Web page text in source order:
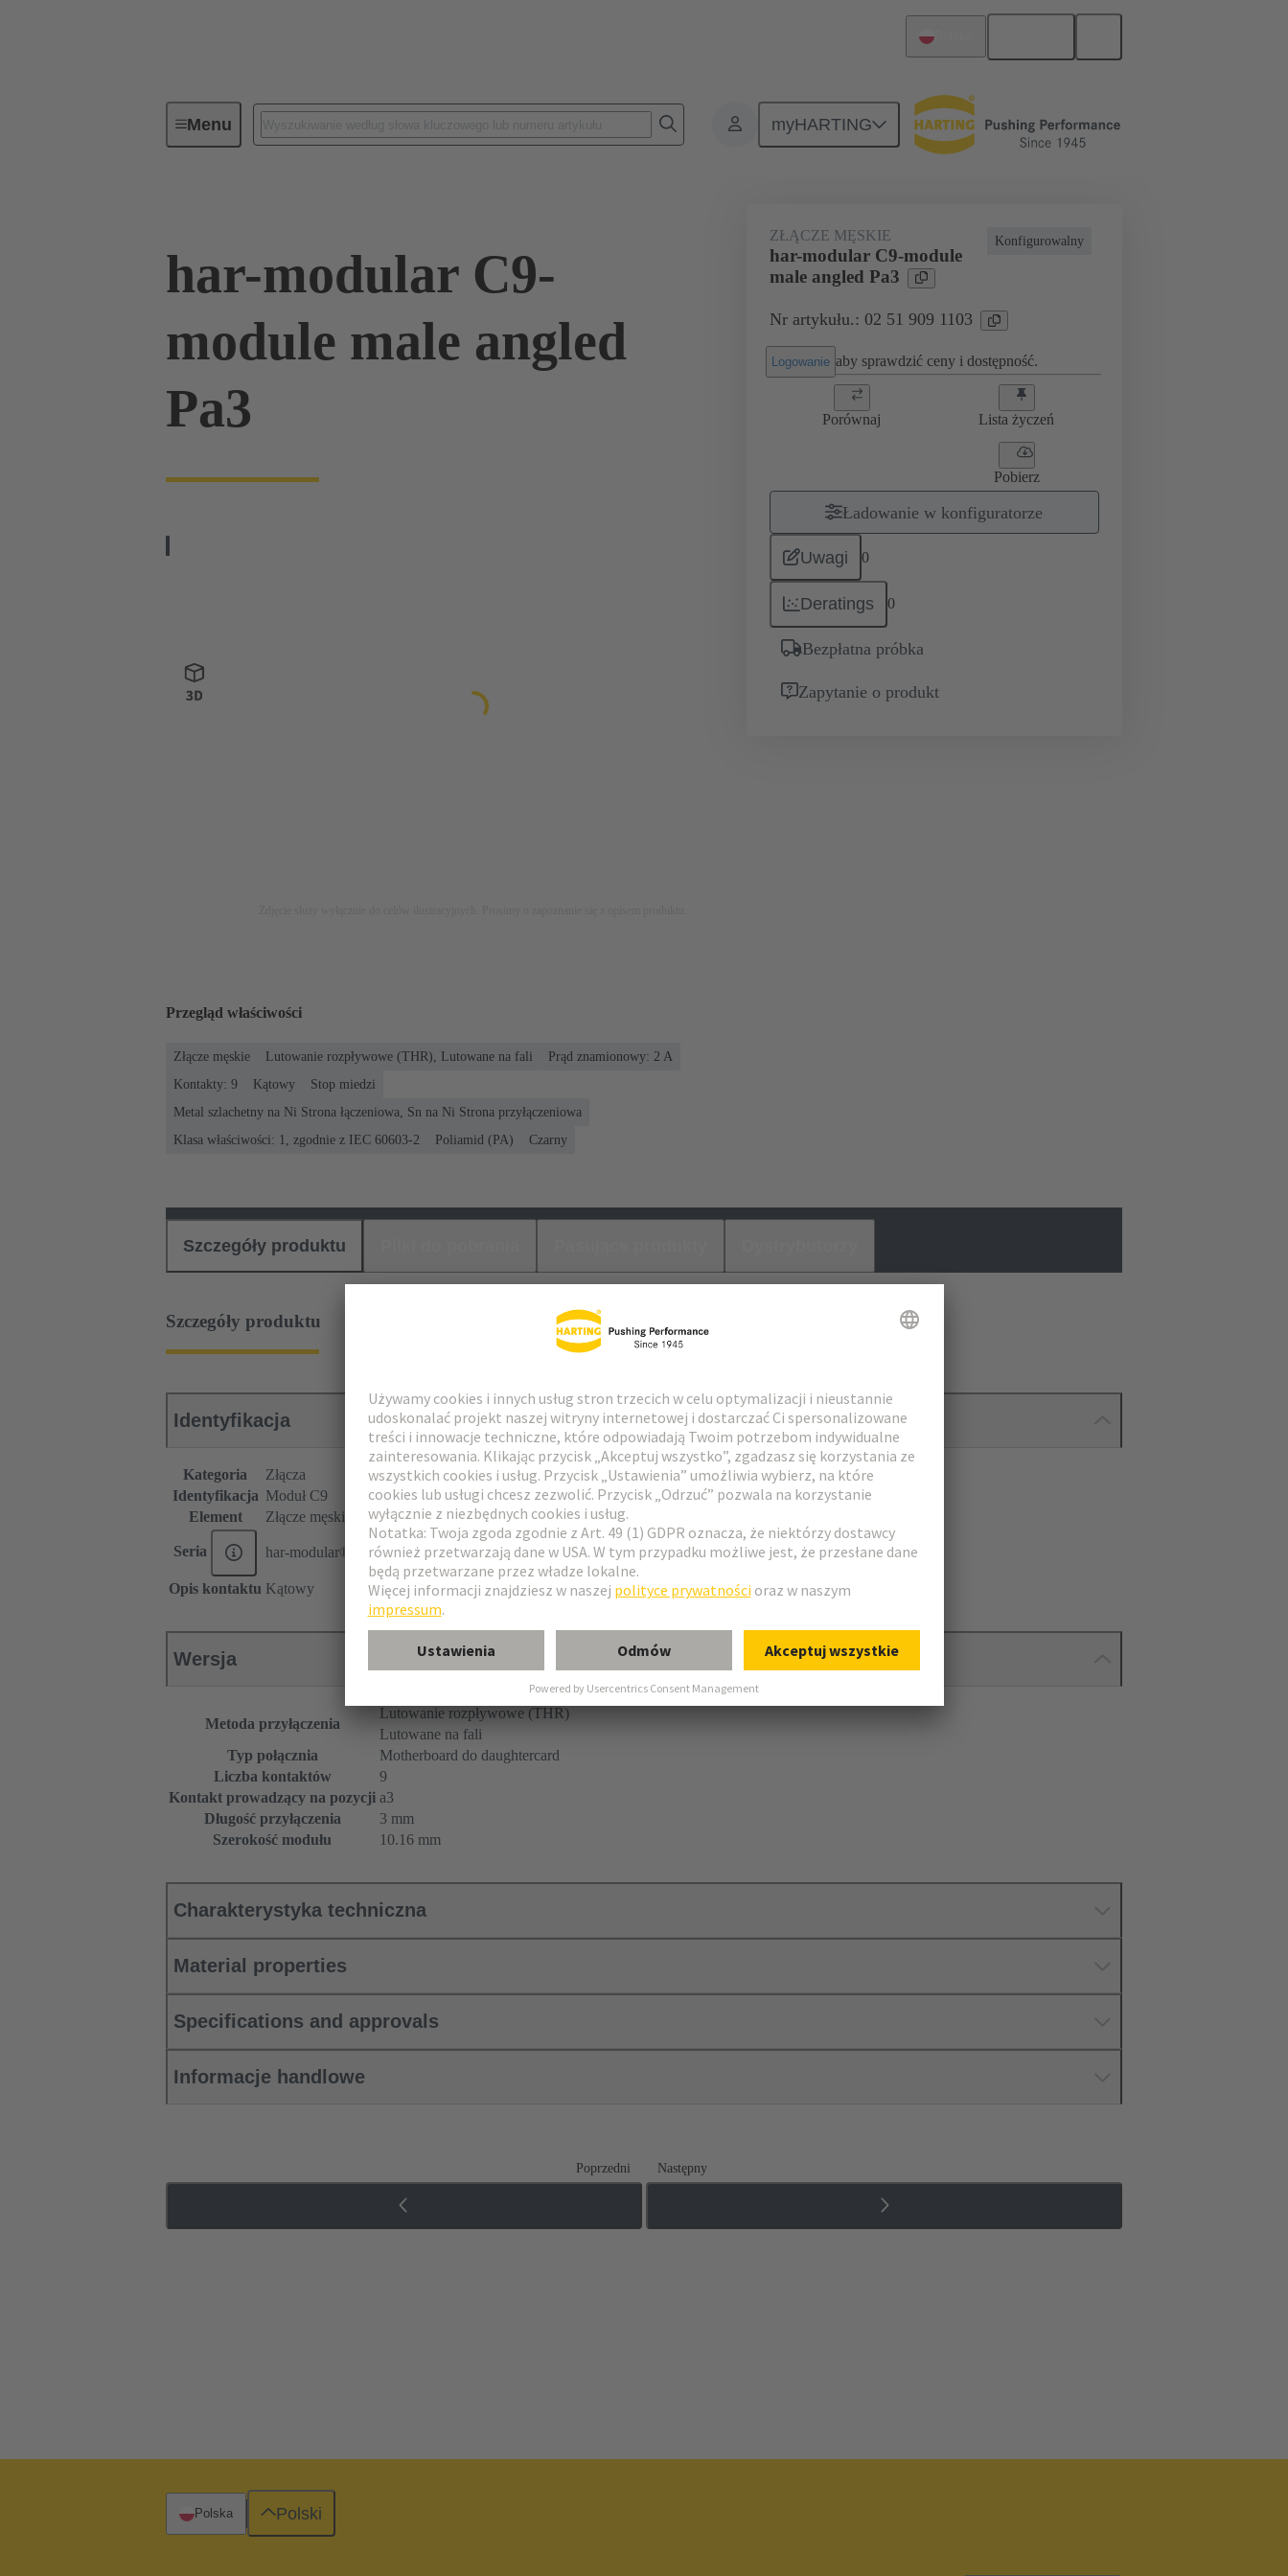
Menu myHARTING
Elementy do połączeń Produkty Połączenie między płytą-matką a płytą-córką 02 51 909 1103
har-modular C9-
module male angled
Pa3
Konfigurowalny
ZŁĄCZE MĘSKIE
har-modular C9-module
male angled Pa3
Nr artykułu.: 02 51 909 1103
Logowanie aby sprawdzić ceny i dostępność.
Porównaj Lista życzeń
Pobierz
Ładowanie w konfiguratorze
Uwagi 0
Deratings 0
Bezpłatna próbka
Zapytanie o produkt
Przegląd właściwości
Złącze męskie Lutowanie rozpływowe (THR), Lutowane na fali
Prąd znamionowy: ‌2 A
Kontakty: 9
Kątowy
Stop miedzi
Metal szlachetny na Ni Strona łączeniowa, Sn na Ni Strona przyłączeniowa
Klasa właściwości: 1, zgodnie z IEC 60603-2
Poliamid (PA) Czarny
Szczegóły produktu
Szczegóły produktu
Identyfikacja
Kategoria
Złącza
Identyfikacja Moduł C9
Element
Złącze męskie
Seria har-modular®
Opis kontaktu Kątowy
Wersja
Metoda przyłączenia
Lutowanie rozpływowe (THR)
Lutowane na fali
Typ połącznia
Motherboard do daughtercard
Liczba kontaktów
9
Kontakt prowadzący na pozycji a3
Długość przyłączenia
3 mm
Szerokość modułu
10.16 mm
Charakterystyka techniczna
Material properties
Specifications and approvals
Informacje handlowe
Poprzedni Następny
Polska Polski